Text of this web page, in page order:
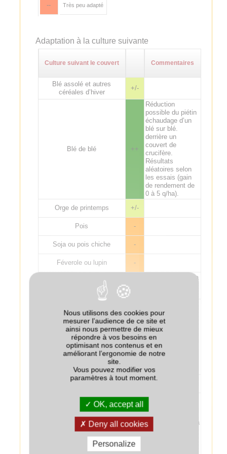
-- Très peu adapté
Adaptation à la culture suivante
Culture suivant le couvert Commentaires
Blé assolé et autres
céréales d’hiver
+/-
Blé de blé ++
Réduction
possible du piétin
échaudage d’un
blé sur blé.
derrière un
couvert de
crucifère.
Résultats
aléatoires selon
les essais (gain
de rendement de
0 à 5 q/ha).
Orge de printemps
+/-
Pois -
Soja ou pois chiche -
Féverole ou lupin -
Légume d'industrie
Risque Sclerotinia
Maïs +/-
potentiellement
négatif des
crucifères avant
maïs n’est
observé que si le
couvert est détruit
ou avril).
Sorgho
+/-
Betterave --
Risque
des populations
de nématode de la
betterave
Nous utilisons des cookies pour
mesurer l’audience de ce site et
ainsi nous permettre de mieux
répondre à vos besoins en
optimisant nos contenus et en
améliorant l’ergonomie de notre
site.
Vous pouvez modifier vos
paramètres à tout moment.
OK, accept all
Deny all cookies
Personalize